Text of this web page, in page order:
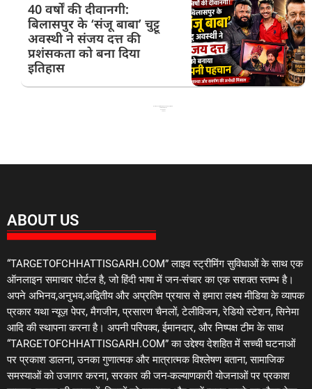
40 वर्षों की दीवानगी:
बिलासपुर के ‘संजू बाबा’ चुट्टू
अवस्थी ने संजय दत्त की
प्रशंसकता को बना दिया
इतिहास
ABOUT US
“TARGETOFCHHATTISGARH.COM” लाइव स्ट्रीमिंग सुविधाओं के साथ एक
ऑनलाइन समाचार पोर्टल है, जो हिंदी भाषा में जन-संचार का एक सशक्त स्तम्भ है।
अपने अभिनव,अनुभव,अद्वितीय और अप्रतिम प्रयास से हमारा लक्ष्य मीडिया के व्यापक
प्रकार यथा न्यूज़ पेपर, मैगजीन, प्रसारण चैनलों, टेलीविजन, रेडियो स्टेशन, सिनेमा
आदि की स्थापना करना है। अपनी परिपक्व, ईमानदार, और निष्पक्ष टीम के साथ
“TARGETOFCHHATTISGARH.COM” का उद्देश्य देशहित में सच्ची घटनाओं
पर प्रकाश डालना, उनका गुणात्मक और मात्रात्मक विश्लेषण बताना, सामाजिक
समस्याओं को उजागर करना, सरकार की जन-कल्याणकारी योजनाओं पर प्रकाश